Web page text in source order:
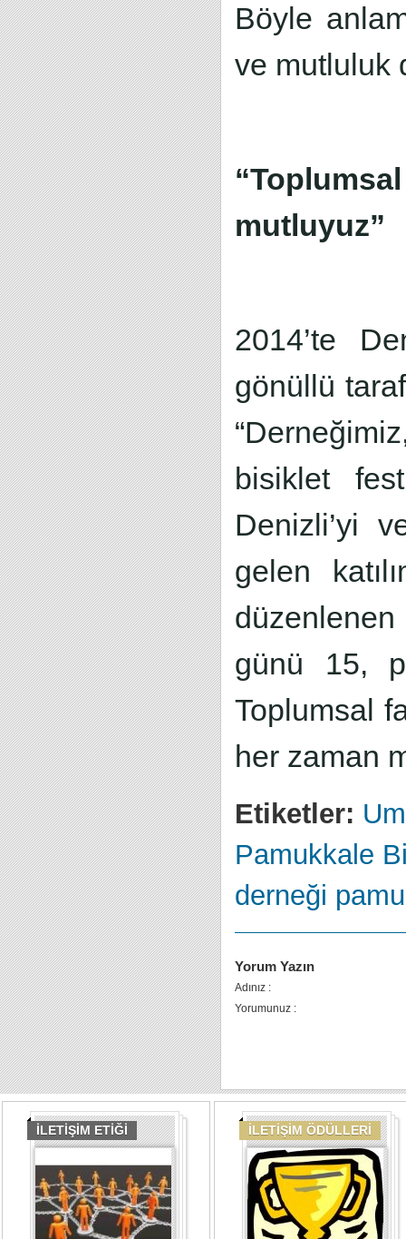
Böyle
ve mutluluk
mutluyuz”
2014’te
gönüllü
bisiklet
Denizli’yi
gelen
günü 15,
Toplumsal
her zaman
Etiketler:
Pamukkale
derneği
Yorum Yazın
Adınız :
Yorumunuz :
İLETİŞİM ETİĞİ İLETİŞİM ÖDÜLLERİ